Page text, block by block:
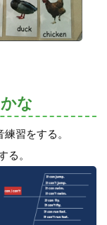
な
習をする。
る。